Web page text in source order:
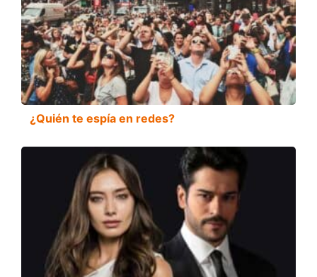
¿Quién te espía en redes?